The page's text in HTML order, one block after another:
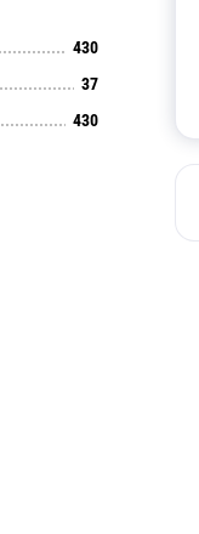
430
37
430